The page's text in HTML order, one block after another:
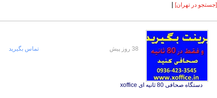
[جستجو در تهران] |
دستگاه صحافی 80 ثانیه ای xoffice
38 روز پیش تماس بگیرید